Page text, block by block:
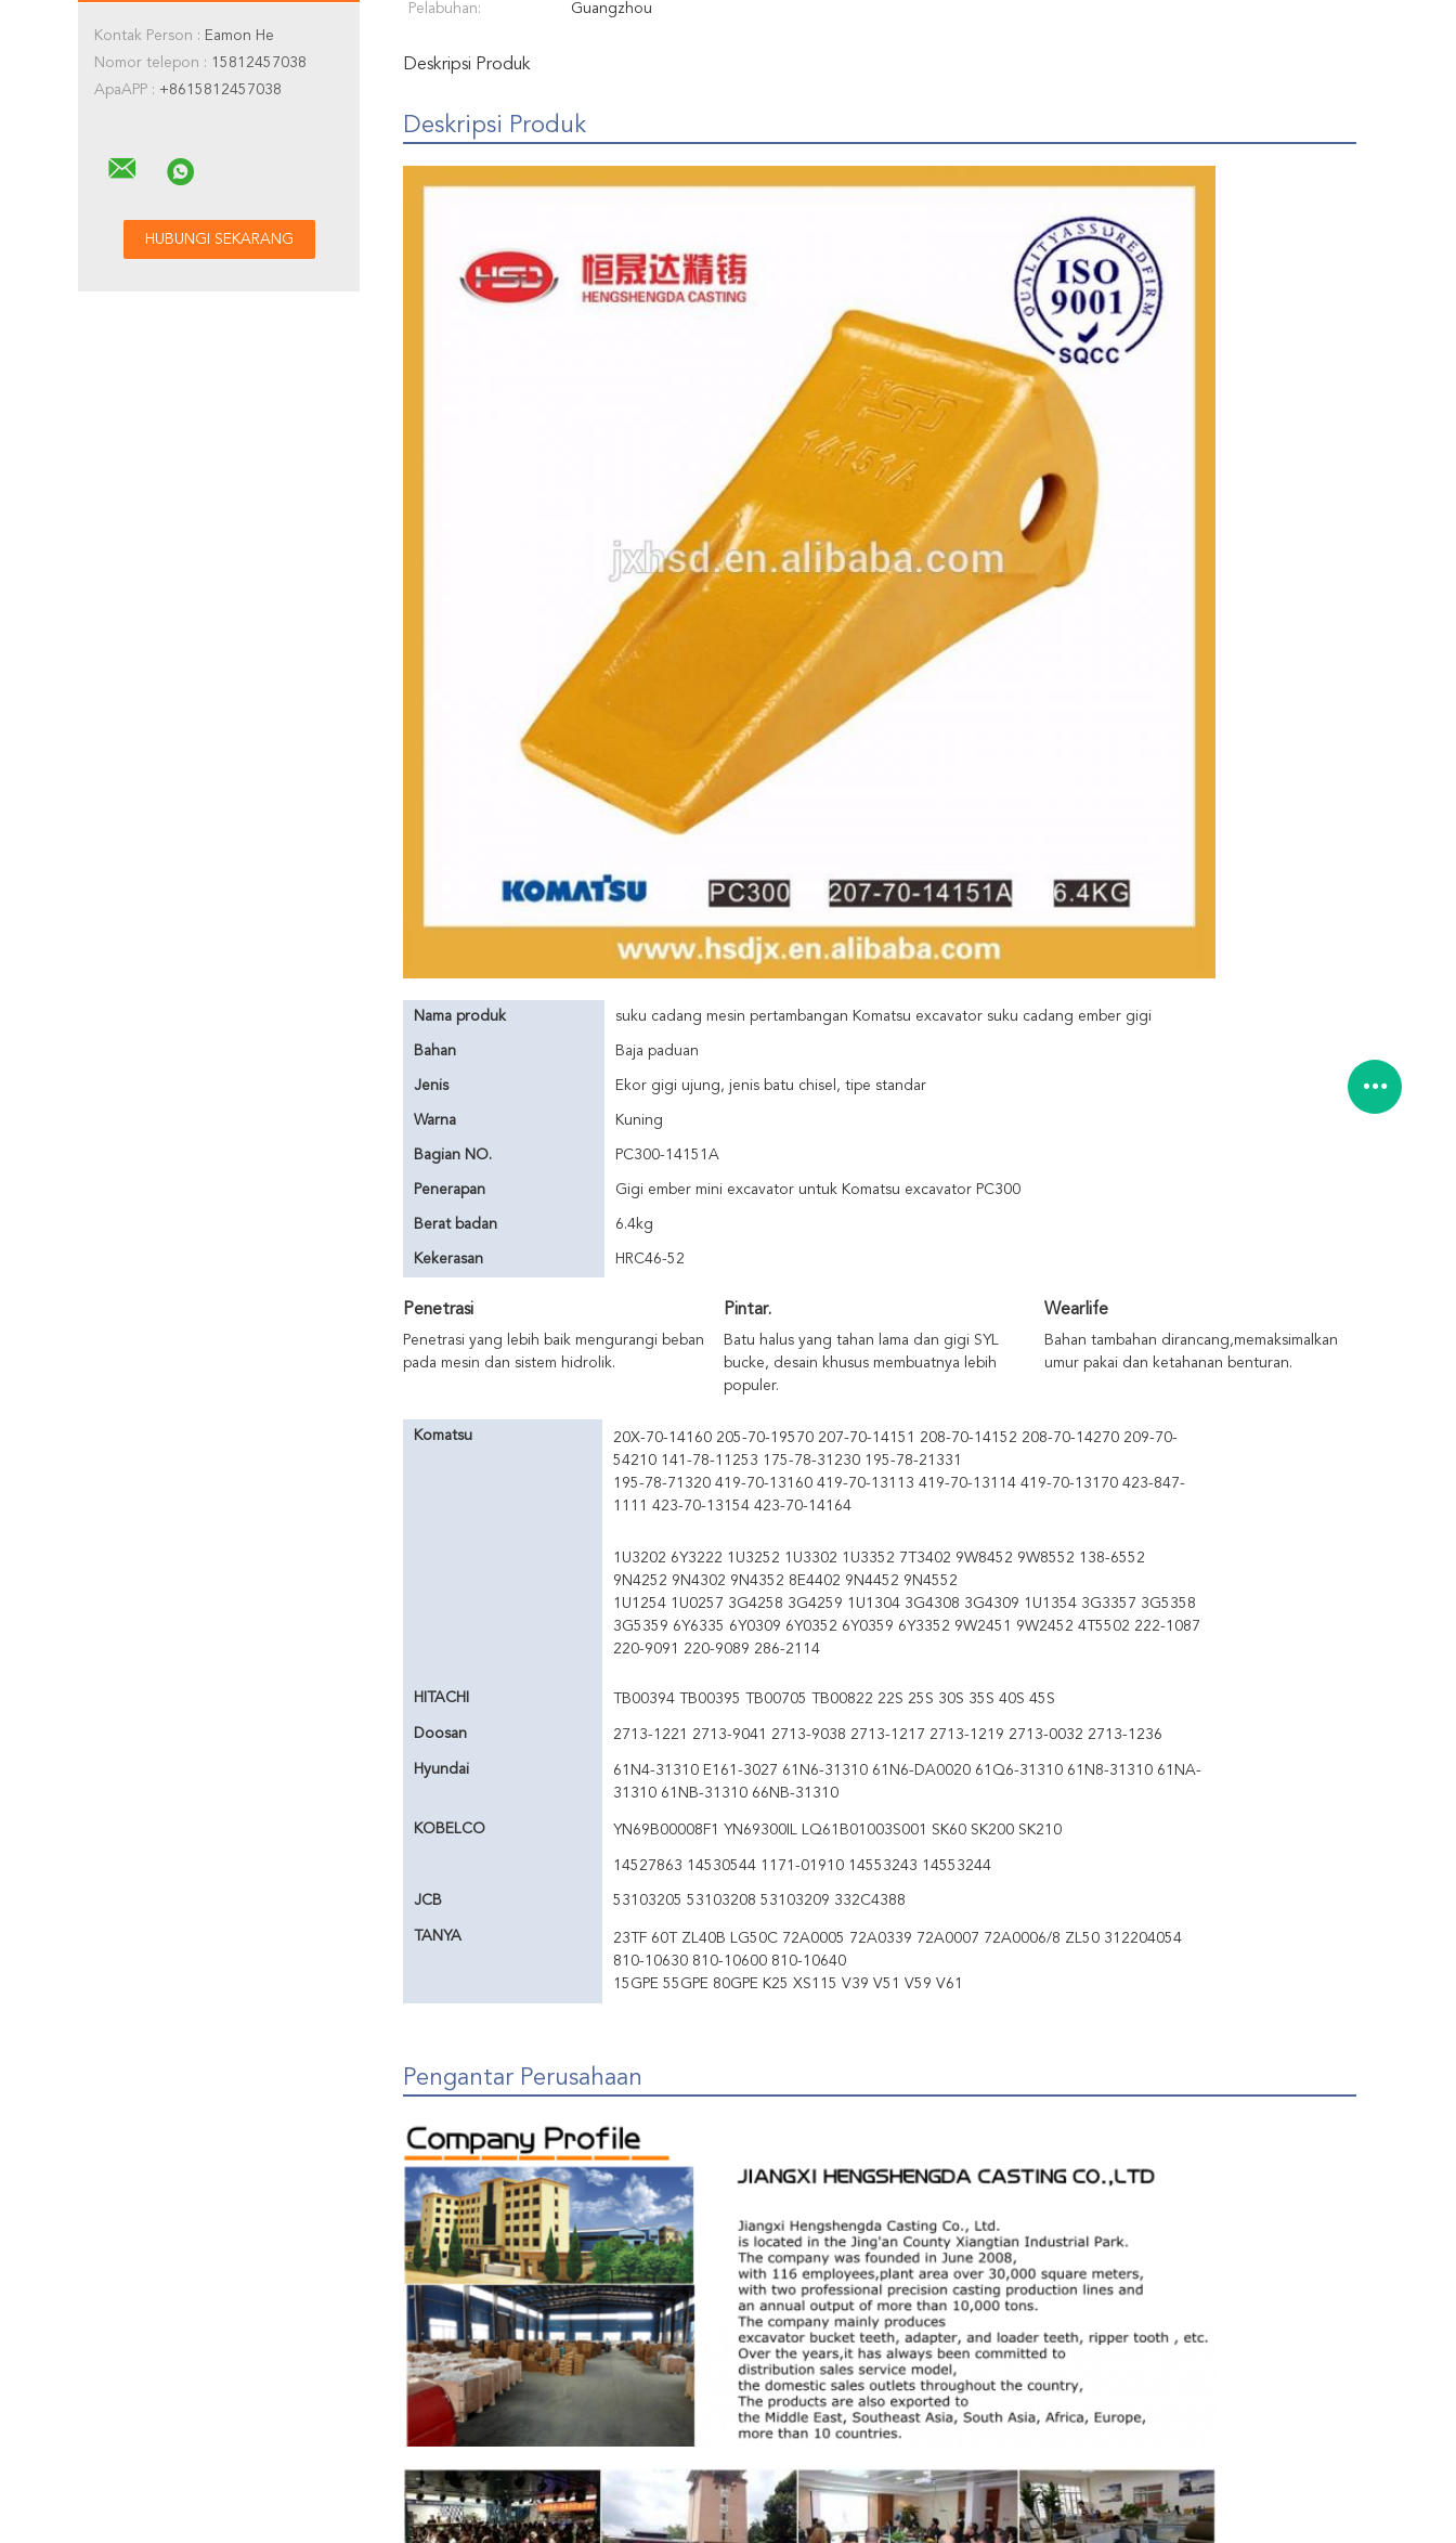
Kontak Person : Eamon He
Nomor telepon : 15812457038
ApaAPP : +8615812457038
Pelabuhan: Guangzhou
Deskripsi Produk
Deskripsi Produk
Nama produk suku cadang mesin pertambangan Komatsu excavator suku cadang ember gigi
Bahan Baja paduan
Jenis Ekor gigi ujung, jenis batu chisel, tipe standar
Warna Kuning
Bagian NO. PC300-14151A
Penerapan Gigi ember mini excavator untuk Komatsu excavator PC300
Berat badan 6.4kg
Kekerasan HRC46-52
Penetrasi
Penetrasi yang lebih baik mengurangi beban
pada mesin dan sistem hidrolik.
Pintar.
Batu halus yang tahan lama dan gigi SYL
bucke, desain khusus membuatnya lebih
populer.
Wearlife
Bahan tambahan dirancang,memaksimalkan
umur pakai dan ketahanan benturan.
Komatsu
20X-70-14160 205-70-19570 207-70-14151 208-70-14152 208-70-14270 209-70-
54210 141-78-11253 175-78-31230 195-78-21331
195-78-71320 419-70-13160 419-70-13113 419-70-13114 419-70-13170 423-847-
1111 423-70-13154 423-70-14164
1U3202 6Y3222 1U3252 1U3302 1U3352 7T3402 9W8452 9W8552 138-6552
9N4252 9N4302 9N4352 8E4402 9N4452 9N4552
1U1254 1U0257 3G4258 3G4259 1U1304 3G4308 3G4309 1U1354 3G3357 3G5358
3G5359 6Y6335 6Y0309 6Y0352 6Y0359 6Y3352 9W2451 9W2452 4T5502 222-1087
220-9091 220-9089 286-2114
HITACHI TB00394 TB00395 TB00705 TB00822 22S 25S 30S 35S 40S 45S
Doosan 2713-1221 2713-9041 2713-9038 2713-1217 2713-1219 2713-0032 2713-1236
Hyundai
61N4-31310 E161-3027 61N6-31310 61N6-DA0020 61Q6-31310 61N8-31310 61NA-
31310 61NB-31310 66NB-31310
KOBELCO YN69B00008F1 YN69300IL LQ61B01003S001 SK60 SK200 SK210
14527863 14530544 1171-01910 14553243 14553244
JCB 53103205 53103208 53103209 332C4388
TANYA
23TF 60T ZL40B LG50C 72A0005 72A0339 72A0007 72A0006/8 ZL50 312204054
810-10630 810-10600 810-10640
15GPE 55GPE 80GPE K25 XS115 V39 V51 V59 V61
Pengantar Perusahaan